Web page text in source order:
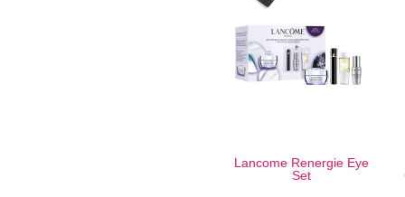
Lancome Renergie Eye
Set